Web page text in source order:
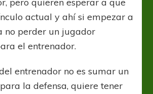
actual y ahí si empezar a
no perder un jugador
el entrenador.
entrenador no es sumar un
la defensa, quiere tener